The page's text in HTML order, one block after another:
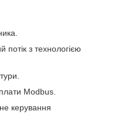
потік з технологією
Modbus.
керування